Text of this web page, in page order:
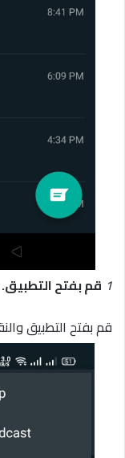
1 قم بفتح التطبيق.
قم بفتح التطبيق